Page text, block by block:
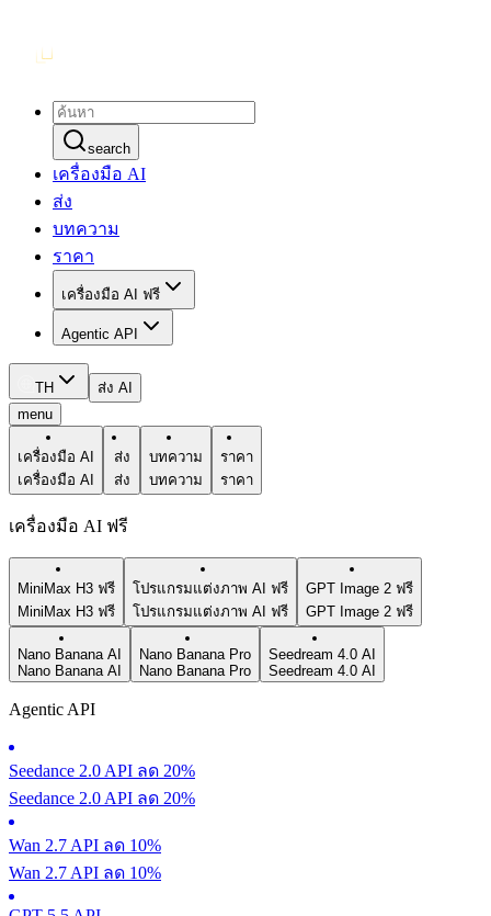
search
เครื่องมือ AI
ส่ง
บทความ
ราคา
เครื่องมือ AI ฟรี
Agentic API
TH
ส่ง AI
menu
เครื่องมือ AI
เครื่องมือ AI
ส่ง
ส่ง
บทความ
บทความ
ราคา
ราคา
เครื่องมือ AI ฟรี
MiniMax H3 ฟรี
MiniMax H3 ฟรี
โปรแกรมแต่งภาพ AI ฟรี
โปรแกรมแต่งภาพ AI ฟรี
GPT Image 2 ฟรี
GPT Image 2 ฟรี
Nano Banana AI
Nano Banana AI
Nano Banana Pro
Nano Banana Pro
Seedream 4.0 AI
Seedream 4.0 AI
Agentic API
Seedance 2.0 API ลด 20%
Seedance 2.0 API ลด 20%
Wan 2.7 API ลด 10%
Wan 2.7 API ลด 10%